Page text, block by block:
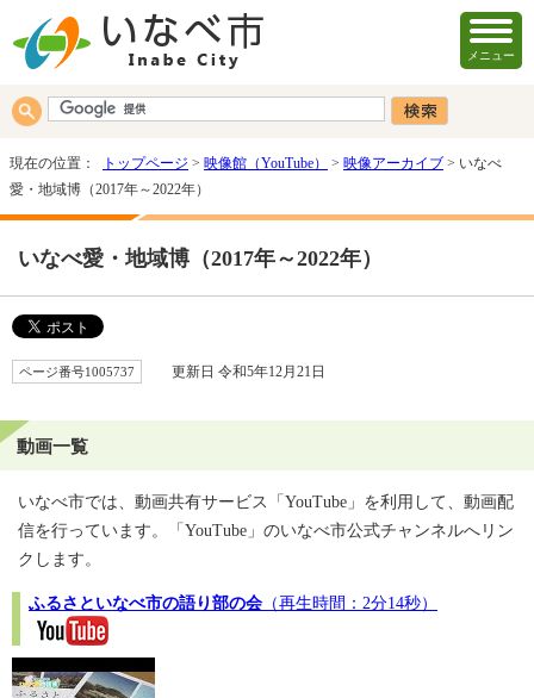
メニュー
現在の位置： トップページ > 映像館（YouTube） > 映像アーカイブ > いなべ
愛・地域博（2017年～2022年）
いなべ愛・地域博（2017年～2022年）
ページ番号1005737 更新日 令和5年12月21日
動画一覧
いなべ市では、動画共有サービス「YouTube」を利用して、動画配
信を行っています。「YouTube」のいなべ市公式チャンネルへリン
クします。
ふるさといなべ市の語り部の会 （再生時間：2分14秒）